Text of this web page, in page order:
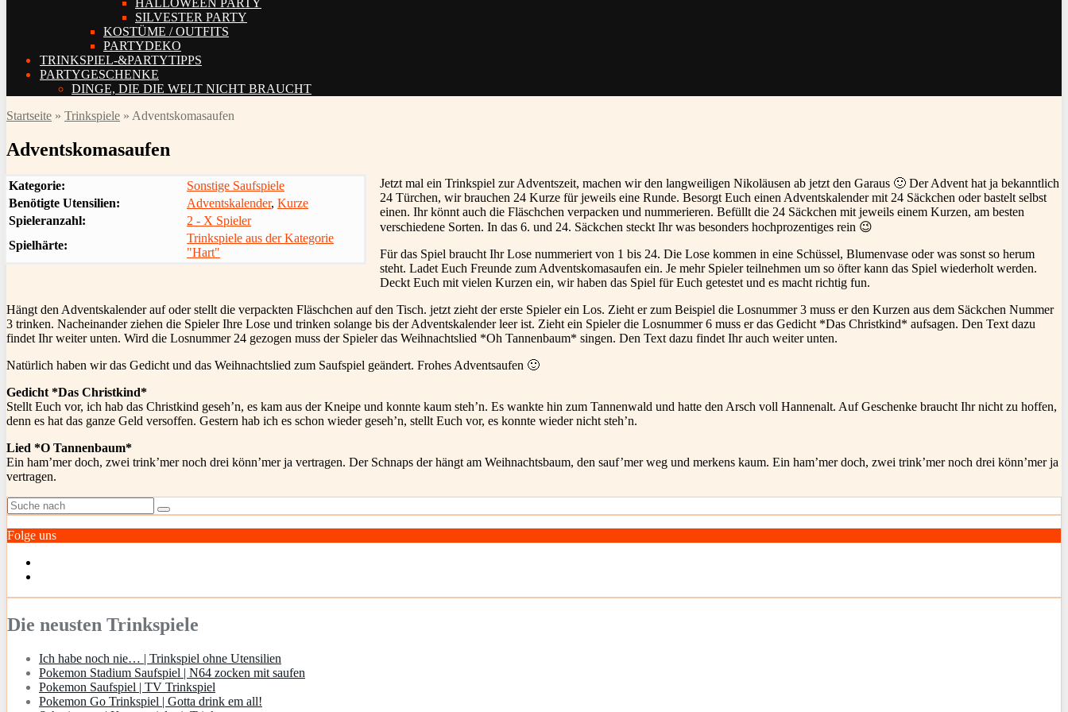
HALLOWEEN PARTY
SILVESTER PARTY
KOSTÜME / OUTFITS
PARTYDEKO
TRINKSPIEL-&PARTYTIPPS
PARTYGESCHENKE
DINGE, DIE DIE WELT NICHT BRAUCHT
Startseite » Trinkspiele » Adventskomasaufen
Adventskomasaufen
Kategorie:
Sonstige Saufspiele
Benötigte Utensilien:
Adventskalender, Kurze
Spieleranzahl:
2 - X Spieler
Spielhärte:
Trinkspiele aus der Kategorie
"Hart"
Jetzt mal ein Trinkspiel zur Adventszeit, machen wir den langweiligen Nikoläusen ab jetzt den Garaus 🙂 Der Advent hat ja bekanntlich
24 Türchen, wir brauchen 24 Kurze für jeweils eine Runde. Besorgt Euch einen Adventskalender mit 24 Säckchen oder bastelt selbst
einen. Ihr könnt auch die Fläschchen verpacken und nummerieren. Befüllt die 24 Säckchen mit jeweils einem Kurzen, am besten
verschiedene Sorten. In das 6. und 24. Säckchen steckt Ihr was besonders hochprozentiges rein 😉
Für das Spiel braucht Ihr Lose nummeriert von 1 bis 24. Die Lose kommen in eine Schüssel, Blumenvase oder was sonst so herum
steht. Ladet Euch Freunde zum Adventskomasaufen ein. Je mehr Spieler teilnehmen um so öfter kann das Spiel wiederholt werden.
Deckt Euch mit vielen Kurzen ein, wir haben das Spiel für Euch getestet und es macht richtig fun.
Hängt den Adventskalender auf oder stellt die verpackten Fläschchen auf den Tisch. jetzt zieht der erste Spieler ein Los. Zieht er zum Beispiel die Losnummer 3 muss er den Kurzen aus dem Säckchen Nummer
3 trinken. Nacheinander ziehen die Spieler Ihre Lose und trinken solange bis der Adventskalender leer ist. Zieht ein Spieler die Losnummer 6 muss er das Gedicht *Das Christkind* aufsagen. Den Text dazu
findet Ihr weiter unten. Wird die Losnummer 24 gezogen muss der Spieler das Weihnachtslied *Oh Tannenbaum* singen. Den Text dazu findet Ihr auch weiter unten.
Natürlich haben wir das Gedicht und das Weihnachtslied zum Saufspiel geändert. Frohes Adventsaufen 🙂
Gedicht *Das Christkind*
Stellt Euch vor, ich hab das Christkind geseh’n, es kam aus der Kneipe und konnte kaum steh’n. Es wankte hin zum Tannenwald und hatte den Arsch voll Hannenalt. Auf Geschenke braucht Ihr nicht zu hoffen,
denn es hat das ganze Geld versoffen. Gestern hab ich es schon wieder geseh’n, stellt Euch vor, es konnte wieder nicht steh’n.
Lied *O Tannenbaum*
Ein ham’mer doch, zwei trink’mer noch drei könn’mer ja vertragen. Der Schnaps der hängt am Weihnachtsbaum, den sauf’mer weg und merkens kaum. Ein ham’mer doch, zwei trink’mer noch drei könn’mer ja
vertragen.
Folge uns
Die neusten Trinkspiele
Ich habe noch nie… | Trinkspiel ohne Utensilien
Pokemon Stadium Saufspiel | N64 zocken mit saufen
Pokemon Saufspiel | TV Trinkspiel
Pokemon Go Trinkspiel | Gotta drink em all!